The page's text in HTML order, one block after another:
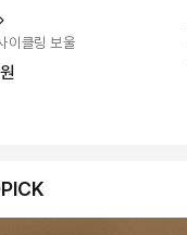
이클링 보울